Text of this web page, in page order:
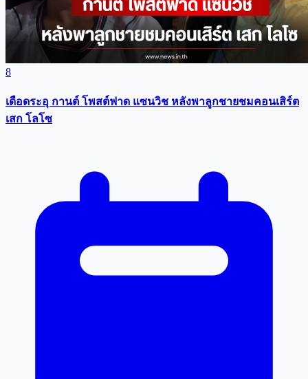
8
เดือดระอุ กานต์ โพสต์ฟาด แซนวิช หลังพาลูกชายชมคอนเสิร์ต
เสก โลโซ